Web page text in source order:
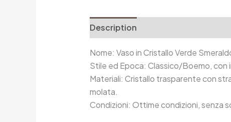
Description
Nome: Vaso in Cristallo Verde
Stile ed Epoca: Classico/Boemo,
Materiali: Cristallo trasparente con
molata.
Condizioni: Ottime condizioni, senza